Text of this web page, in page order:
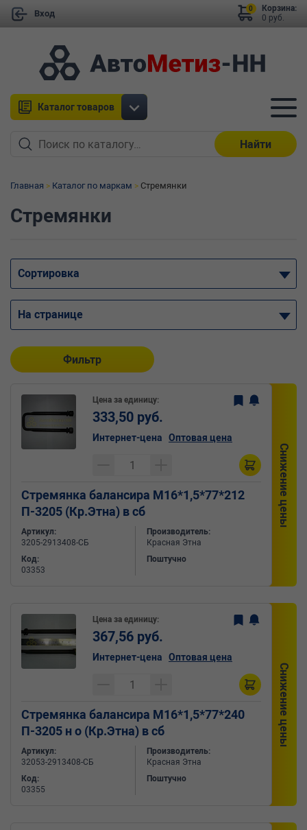
Вход
Корзина:
0 руб.
0
Каталог товаров
Найти
Главная Каталог по маркам Стремянки
Стремянки
Сортировка
На странице
Фильтр
Снижение цены
Стремянка балансира М16*1,5*77*212
П-3205 (Кр.Этна) в сб
Артикул:
3205-2913408-СБ
Код:
03353
Производитель:
Красная Этна
Поштучно
Цена за единицу:
333,50 руб.
Интернет-цена Оптовая цена
Снижение цены
Стремянка балансира М16*1,5*77*240
П-3205 н о (Кр.Этна) в сб
Артикул:
32053-2913408-СБ
Код:
03355
Производитель:
Красная Этна
Поштучно
Цена за единицу:
367,56 руб.
Интернет-цена Оптовая цена